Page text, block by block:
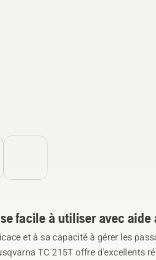
facile à utiliser avec aide
et à sa capacité à gérer les
TC 215T offre d'excellents